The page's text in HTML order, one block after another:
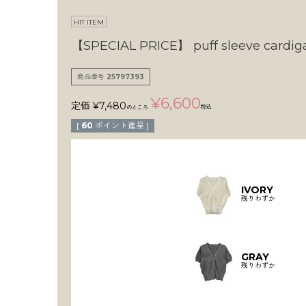
HIT ITEM
【SPECIAL PRICE】 puff sleeve
商品番号 25797393
定価 ¥7,480 のところ ¥6,600税込
[ 60 ポイント進呈 ]
IVORY
残りわずか
GRAY
残りわずか